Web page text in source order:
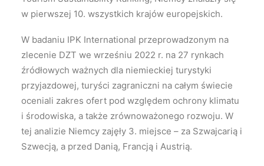
w pierwszej 10. wszystkich krajów europejskich.
W badaniu IPK International przeprowadzonym na
zlecenie DZT we wrześniu 2022 r. na 27 rynkach
źródłowych ważnych dla niemieckiej turystyki
przyjazdowej, turyści zagraniczni na całym świecie
oceniali zakres ofert pod względem ochrony klimatu
i środowiska, a także zrównoważonego rozwoju. W
tej analizie Niemcy zajęły 3. miejsce – za Szwajcarią i
Szwecją, a przed Danią, Francją i Austrią.